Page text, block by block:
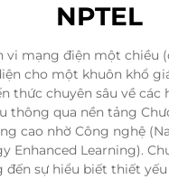
NPTEL
vi mạng điện một chiều
cho một khuôn khổ
thức chuyên sâu về các
thông qua nền tảng
cao nhờ Công nghệ
Enhanced Learning).
đến sự hiểu biết thiết